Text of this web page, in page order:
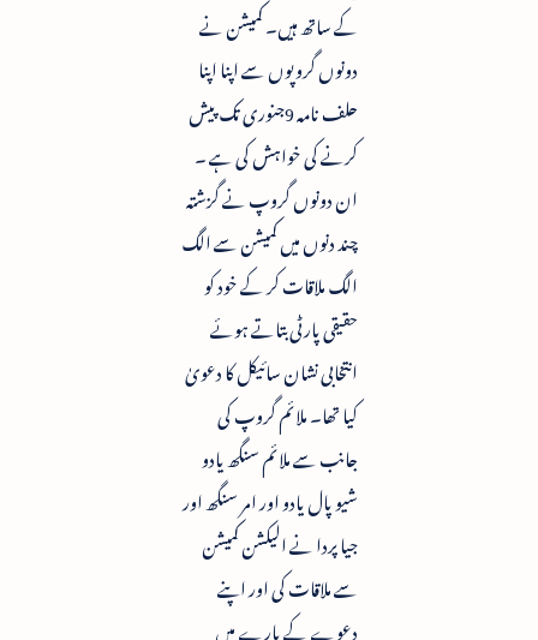
کے ساتھ ہیں۔ کمیشن نے
دونوں گروپوں سے اپنا اپنا
حلف نامہ 9جنوری تک پیش
کرنے کی خواہش کی ہے ۔
ان دونوں گروپ نے گزشتہ
چند دنوں میں کمیشن سے الگ
الگ ملاقات کر کے خود کو
حقیقی پارٹی بتاتے ہوئے
انتخابی نشان سائیکل کا دعویٰ
کیا تھا۔ ملائم گروپ کی
جانب سے ملائم سنگھ یادو
شیو پال یادو اور امر سنگھ اور
جیا پردا نے الیکشن کمیشن
سے ملاقات کی اور اپنے
دعوے کے بارے میں